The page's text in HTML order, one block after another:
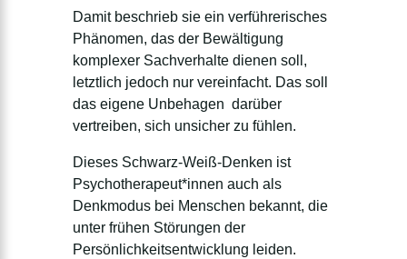
Damit beschrieb sie ein verführerisches
Phänomen, das der Bewältigung
komplexer Sachverhalte dienen soll,
letztlich jedoch nur vereinfacht. Das soll
das eigene Unbehagen darüber
vertreiben, sich unsicher zu fühlen.
Dieses Schwarz-Weiß-Denken ist
Psychotherapeut*innen auch als
Denkmodus bei Menschen bekannt, die
unter frühen Störungen der
Persönlichkeitsentwicklung leiden.